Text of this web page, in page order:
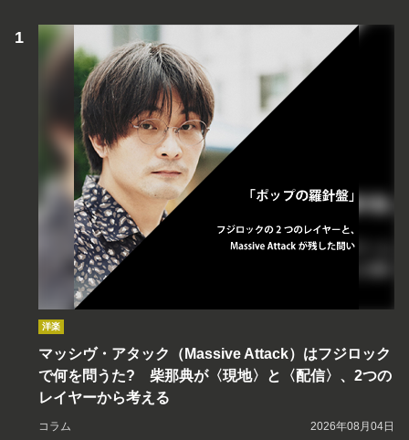
洋楽
マッシヴ・アタック（Massive Attack）はフジロック
で何を問うた? 柴那典が〈現地〉と〈配信〉、2つの
レイヤーから考える
コラム 2026年08月04日